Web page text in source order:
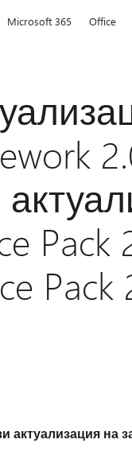
Microsoft 365 Office
Pack
актуализация на